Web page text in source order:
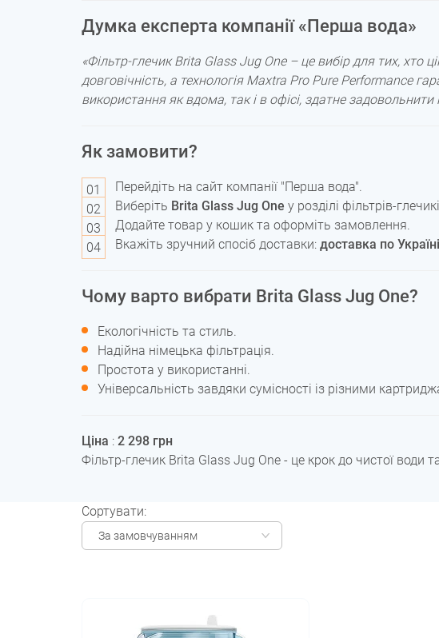
Думка експерта компанії «Перша вода»
«Фільтр-глечик Brita Glass Jug One – це вибір для тих, хто
довговічність, а технологія Maxtra Pro Pure Performance
використання як вдома, так і в офісі, здатне задовольнити
Як замовити?
Перейдіть на сайт компанії "Перша вода".
Виберіть Brita Glass Jug One у розділі фільтрів-
Додайте товар у кошик та оформіть замовлення.
Вкажіть зручний спосіб доставки: доставка по
Чому варто вибрати Brita Glass Jug One?
Екологічність та стиль.
Надійна німецька фільтрація.
Простота у використанні.
Універсальність завдяки сумісності із різними
Ціна : 2 298 грн
Фільтр-глечик Brita Glass Jug One - це крок до чистої води
Сортувати:
За замовчуванням